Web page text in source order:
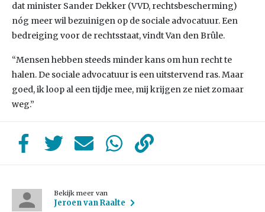
dat minister Sander Dekker (VVD, rechtsbescherming)
nóg meer wil bezuinigen op de sociale advocatuur. Een
bedreiging voor de rechtsstaat, vindt Van den Brûle.
“Mensen hebben steeds minder kans om hun recht te
halen. De sociale advocatuur is een uitstervend ras. Maar
goed, ik loop al een tijdje mee, mij krijgen ze niet zomaar
weg.”
Bekijk meer van
Jeroen van Raalte